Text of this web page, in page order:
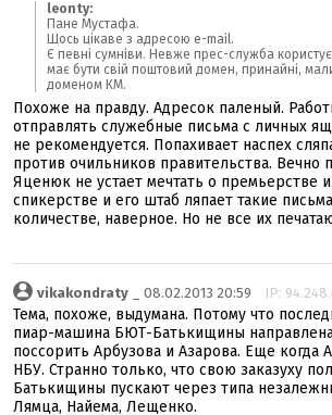
leonty:
Пане Мустафа.
Щось цікаве з адресою e-mail.
Є певні сумніви. Невже прес-служба
має бути свій поштовий домен, принайні,
доменом КМ.
Похоже на правду. Адресок паленый.
отправлять служебные письма с личных
не рекомендуется. Попахивает наспех
против очильников правительства.
Яценюк не устает мечтать о премьерстве
спикерстве и его штаб ляпает такие
количестве, наверное. Но не все их
vikakondraty _ 08.02.2013 20:59 IP:
Тема, похоже, выдумана. Потому что
пиар-машина БЮТ-Батькищины
поссорить Арбузова и Азарова. Еще когда
НБУ. Странно только, что свою заказуху
Батькищины пускают через типа
Лямца, Найема, Лещенко.